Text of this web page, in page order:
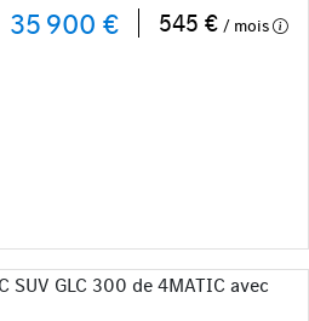
35 900 € 545 € / mois